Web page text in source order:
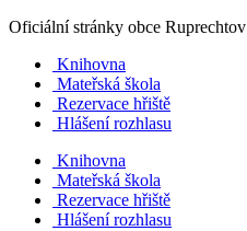
Oficiální stránky obce Ruprechtov
Knihovna
Mateřská škola
Rezervace hřiště
Hlášení rozhlasu
Knihovna
Mateřská škola
Rezervace hřiště
Hlášení rozhlasu